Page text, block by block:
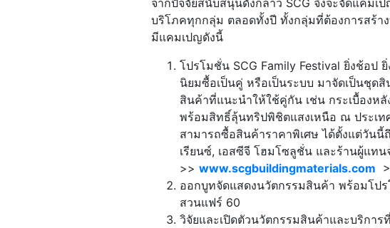
บริโภคทุกกลุ่ม ตลอดทั้งปี ทั้งกลุ่มที่ต้องการสร้า
มีแคมเปญดังนี้
โปรโมชั่น SCG Family Festival ยิ่งช้อป
นิยมซื้อเป็นคู่ หรือเป็นระบบ มาจัดเป็นชุด
สินค้าที่แนะนำให้ใช้คู่กัน เช่น กระเบื้องห
พร้อมสิทธิ์ลุ้นทริปพิชิตแสงเหนือ ณ ประเ
สามารถซื้อสินค้าราคาพิเศษ ได้ตั้งแต่วัน
เรียนซ์, เอสซีจี โฮมโซลูชั่น และร้านผู้แท
>> www.scgbuildingmaterials.com
ออกบูทจัดแสดงนวัตกรรมสินค้า พร้อมโป
สวนแฟร์ 60
วิจัยและเปิดตัวนวัตกรรมสินค้าและบริกา